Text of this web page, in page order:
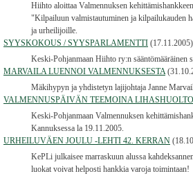
Hiihto aloittaa Valmennuksen
"Kilpailuun valmistautuminen ja kilpailukauden
ja urheilijoille.
SYYSKOKOUS / SYYSPARLAMENTTI (17.11.2005)
Keski-Pohjanmaan Hiihto ry:n
MARVAILA LUENNOI VALMENNUKSESTA
Mäkihypyn ja yhdistetyn lajijohtaja Janne
VALMENNUSPÄIVÄN TEEMOINA
Keski-Pohjanmaan Valmennuksen
Kannuksessa la 19.11.2005.
URHEILUVÄEN JOULU -LEHTI 42. KERRAN
KePLi julkaisee marraskuun alussa
luokat voivat helposti hankkia varoja toimintaan!